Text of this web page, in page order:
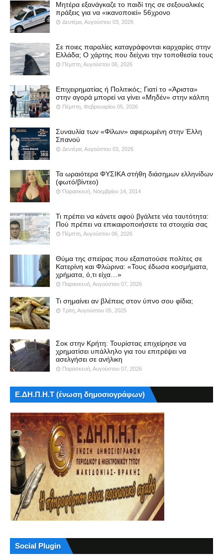
Μητέρα εξανάγκαζε το παιδί της σε σεξουαλικές
πράξεις για να «ικανοποιεί» 56χρονο
Δευτέρα, Αυγούστου 03, 2026
Σε ποιες παραλίες καταγράφονται καρχαρίες στην
Ελλάδα; Ο χάρτης που δείχνει την τοποθεσία τους
Πέμπτη, Αυγούστου 06, 2026
Επιχειρηματίας ή Πολιτικός; Γιατί το «Άριστα»
στην αγορά μπορεί να γίνει «Μηδέν» στην κάλπη
Πέμπτη, Φεβρουαρίου 05, 2026
Συναυλία των «Φίλων» αφιερωμένη στην Έλλη
Σπανού
Δευτέρα, Αυγούστου 03, 2026
Τα ωραιότερα ΦΥΣΙΚΑ στήθη διάσημων ελληνίδων
(φωτό/βίντεο)
Παρασκευή, Νοεμβρίου 14, 2014
Τι πρέπει να κάνετε αφού βγάλετε νέα ταυτότητα:
Πού πρέπει να επικαιροποιήσετε τα στοιχεία σας
Πέμπτη, Αυγούστου 06, 2026
Θύμα της σπείρας που εξαπατούσε πολίτες σε
Κατερίνη και Φλώρινα: «Τους έδωσα κοσμήματα,
χρήματα, ό,τι είχα…»
Παρασκευή, Αυγούστου 07, 2026
Τι σημαίνει αν βλέπεις στον ύπνο σου φίδια;
Τρίτη, Αυγούστου 05, 2025
Σοκ στην Κρήτη: Τουρίστας επιχείρησε να
χρηματίσει υπάλληλο για του επιτρέψει να
ασελγήσει σε ανήλικη
Παρασκευή, Αυγούστου 07, 2026
Ε.ΔΗ.Π.Η.Τ (ένωση δημοσιογράφων)
Social Plugin